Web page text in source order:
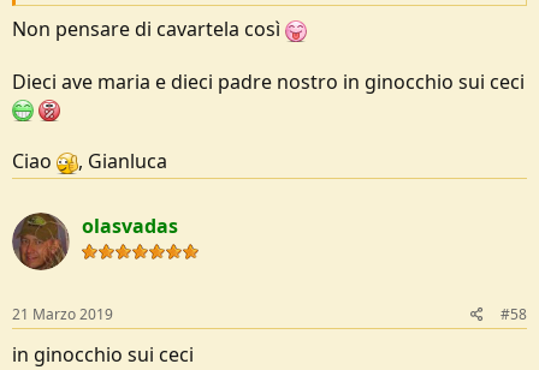
Non pensare di cavartela così
Dieci ave maria e dieci padre nostro in ginocchio sui ceci
Ciao , Gianluca
olasvadas
21 Marzo 2019 #58
in ginocchio sui ceci